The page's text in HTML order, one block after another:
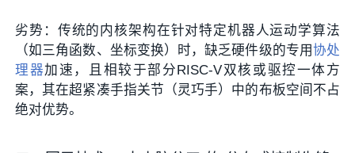
劣势 ：传统的内核架构在针对特定机器人运动学算法
（如三角函数、坐标变换）时，缺乏硬件级的专用协处
理器加速，且相较于部分RISC-V双核或驱控一体方
案，其在超紧凑手指关节（灵巧手）中的布板空间不占
绝对优势。